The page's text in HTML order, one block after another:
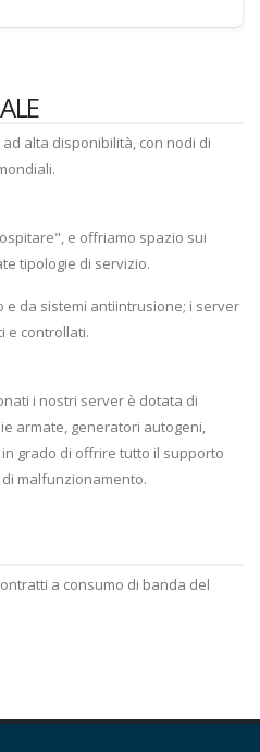
alta disponibilità, con nodi di
e offriamo spazio sui
tipologie di servizio.
e da sistemi antiintrusione; i server
e controllati.
i nostri server è dotata di
armate, generatori autogeni,
grado di offrire tutto il supporto
malfunzionamento.
a consumo di banda del